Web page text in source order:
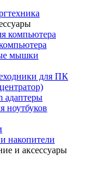
компьютера
мышки
для ПК
адаптеры
ноутбуков
накопители
и аксессуары